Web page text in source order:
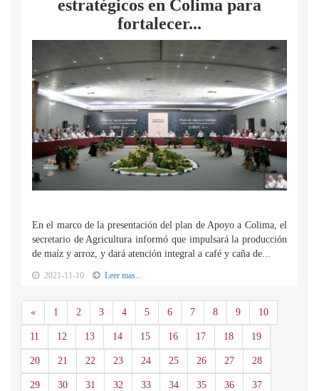
estratégicos en Colima para
fortalecer...
En el marco de la presentación del plan de Apoyo a Colima, el
secretario de Agricultura informó que impulsará la producción
de maíz y arroz, y dará atención integral a café y caña de...
2021-11-10 Leer mas...
«Anterior
1 2 3 4 5 6 7 8 9 10
11 12 13 14 15 16 17 18 19
20 21 22 23 24 25 26 27 28
29 30 31 32 33 34 35 36 37